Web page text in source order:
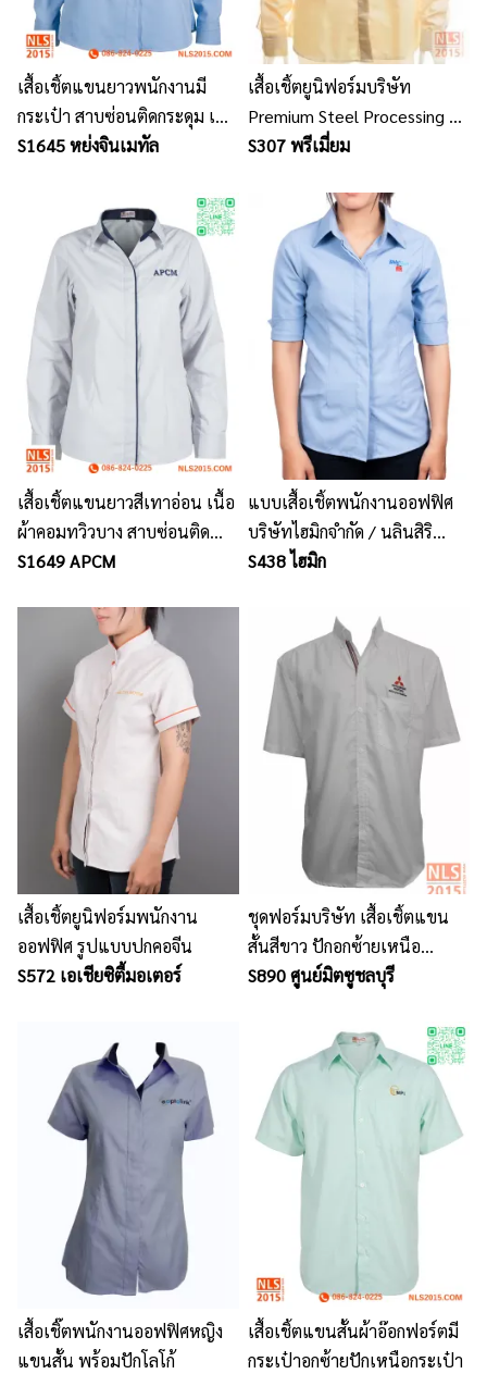
เสื้อเชิ้ตแขนยาวพนักงานมี
กระเป๋า สาบซ่อนติดกระดุม เนื้อ
ผ้าไมโครยึด
S1645 หย่งจินเมทัล
เสื้อเชิ้ตยูนิฟอร์มบริษัท
Premium Steel Processing /
นลินสิริรับผลิตเสื้อเชิ้ตยูนิฟอร์ม
S307 พรีเมี่ยม
เสื้อเชิ้ตแขนยาวสีเทาอ่อน เนื้อ
ผ้าคอมทวิวบาง สาบซ่อนติด
กระดุม ไม่มีกระเป๋าอก
S1649 APCM
แบบเสื้อเชิ้ตพนักงานออฟฟิศ
บริษัทไฮมิกจำกัด / นลินสิริ
ศรีราชา รับตัดรับผลิตชุด
S438 ไฮมิก
เสื้อเชิ้ตยูนิฟอร์มพนักงาน
ออฟฟิศ รูปแบบปกคอจีน
S572 เอเชียซิตี้มอเตอร์
ชุดฟอร์มบริษัท เสื้อเชิ้ตแขน
สั้นสีขาว ปักอกซ้ายเหนือ
กระเป๋า
S890 ศูนย์มิตซูชลบุรี
เสื้อเชิ๊ตพนักงานออฟฟิศหญิง
แขนสั้น พร้อมปักโลโก้
เสื้อเชิ้ตแขนสั้นผ้าอ๊อกฟอร์ตมี
กระเป๋าอกซ้ายปักเหนือกระเป๋า